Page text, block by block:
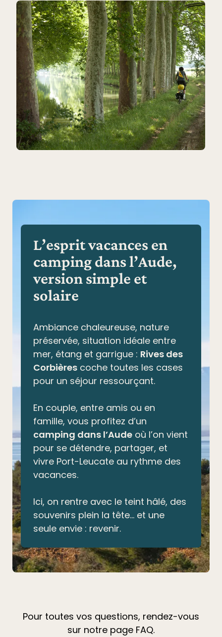
L’esprit vacances en
camping dans l’Aude,
version simple et
solaire
Ambiance chaleureuse, nature
préservée, situation idéale entre
mer, étang et garrigue : Rives des
Corbièrescoche toutes les cases
pour un séjour ressourçant.
En couple, entre amis ou en
famille, vous profitez d’un
camping dans l’Audeoù l’on vient
pour se détendre, partager, et
vivre Port-Leucate au rythme des
vacances.
Ici, on rentre avec le teint hâlé, des
souvenirs plein la tête… et une
seule envie : revenir.
Pour toutes vos questions, rendez-vous
sur notre page FAQ.